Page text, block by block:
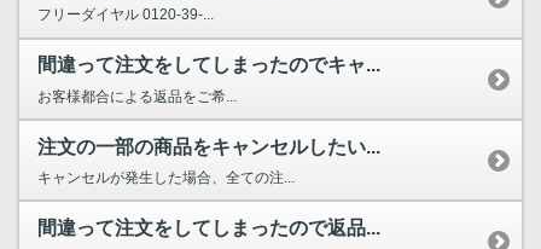
フリーダイヤル 0120-39-...
間違って注文をしてしまったのでキャ...
お客様都合による返品をご希...
注文の一部の商品をキャンセルしたい...
キャンセルが発生した場合、全ての注...
間違って注文をしてしまったので返品...